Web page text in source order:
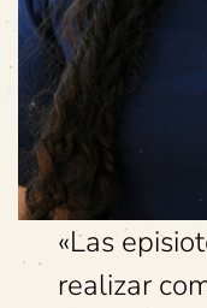
«Las
realizar